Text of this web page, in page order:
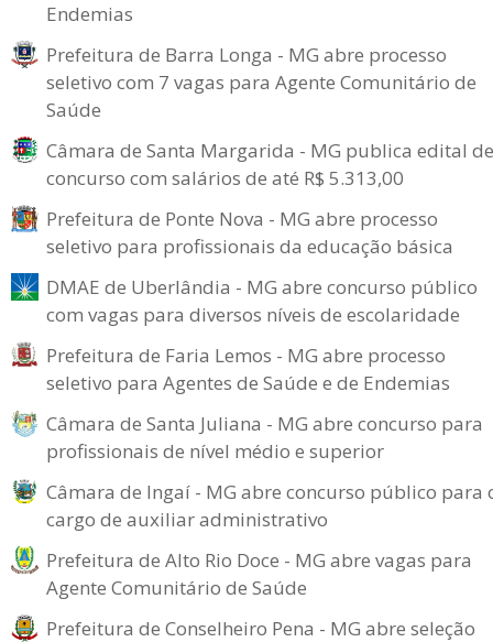
Endemias
Prefeitura de Barra Longa - MG abre processo
seletivo com 7 vagas para Agente Comunitário de
Saúde
Câmara de Santa Margarida - MG publica edital de
concurso com salários de até R$ 5.313,00
Prefeitura de Ponte Nova - MG abre processo
seletivo para profissionais da educação básica
DMAE de Uberlândia - MG abre concurso público
com vagas para diversos níveis de escolaridade
Prefeitura de Faria Lemos - MG abre processo
seletivo para Agentes de Saúde e de Endemias
Câmara de Santa Juliana - MG abre concurso para
profissionais de nível médio e superior
Câmara de Ingaí - MG abre concurso público para
cargo de auxiliar administrativo
Prefeitura de Alto Rio Doce - MG abre vagas para
Agente Comunitário de Saúde
Prefeitura de Conselheiro Pena - MG abre seleção